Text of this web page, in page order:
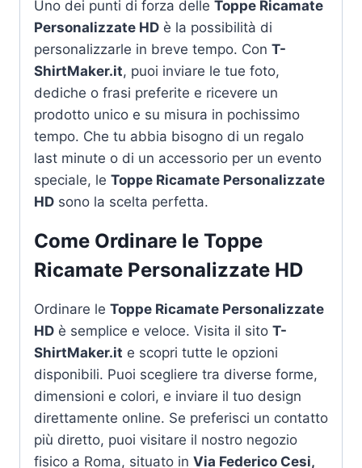
Uno dei punti di forza delle Toppe Ricamate
Personalizzate HD è la possibilità di
personalizzarle in breve tempo. Con T-
ShirtMaker.it, puoi inviare le tue foto,
dediche o frasi preferite e ricevere un
prodotto unico e su misura in pochissimo
tempo. Che tu abbia bisogno di un regalo
last minute o di un accessorio per un evento
speciale, le Toppe Ricamate Personalizzate
HD sono la scelta perfetta.
Come Ordinare le Toppe
Ricamate Personalizzate HD
Ordinare le Toppe Ricamate Personalizzate
HD è semplice e veloce. Visita il sito T-
ShirtMaker.it e scopri tutte le opzioni
disponibili. Puoi scegliere tra diverse forme,
dimensioni e colori, e inviare il tuo design
direttamente online. Se preferisci un contatto
più diretto, puoi visitare il nostro negozio
fisico a Roma, situato in Via Federico Cesi,